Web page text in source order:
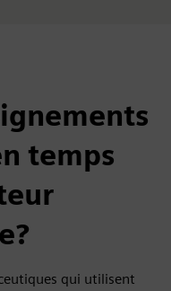
temps
qui utilisent